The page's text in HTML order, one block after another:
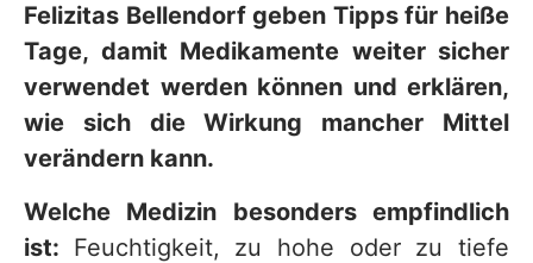
Felizitas Bellendorf geben Tipps für heiße
Tage, damit Medikamente weiter sicher
verwendet werden können und erklären,
wie sich die Wirkung mancher Mittel
verändern kann.
Welche Medizin besonders empfindlich
ist: Feuchtigkeit, zu hohe oder zu tiefe